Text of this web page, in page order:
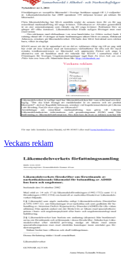
Veckans reklam